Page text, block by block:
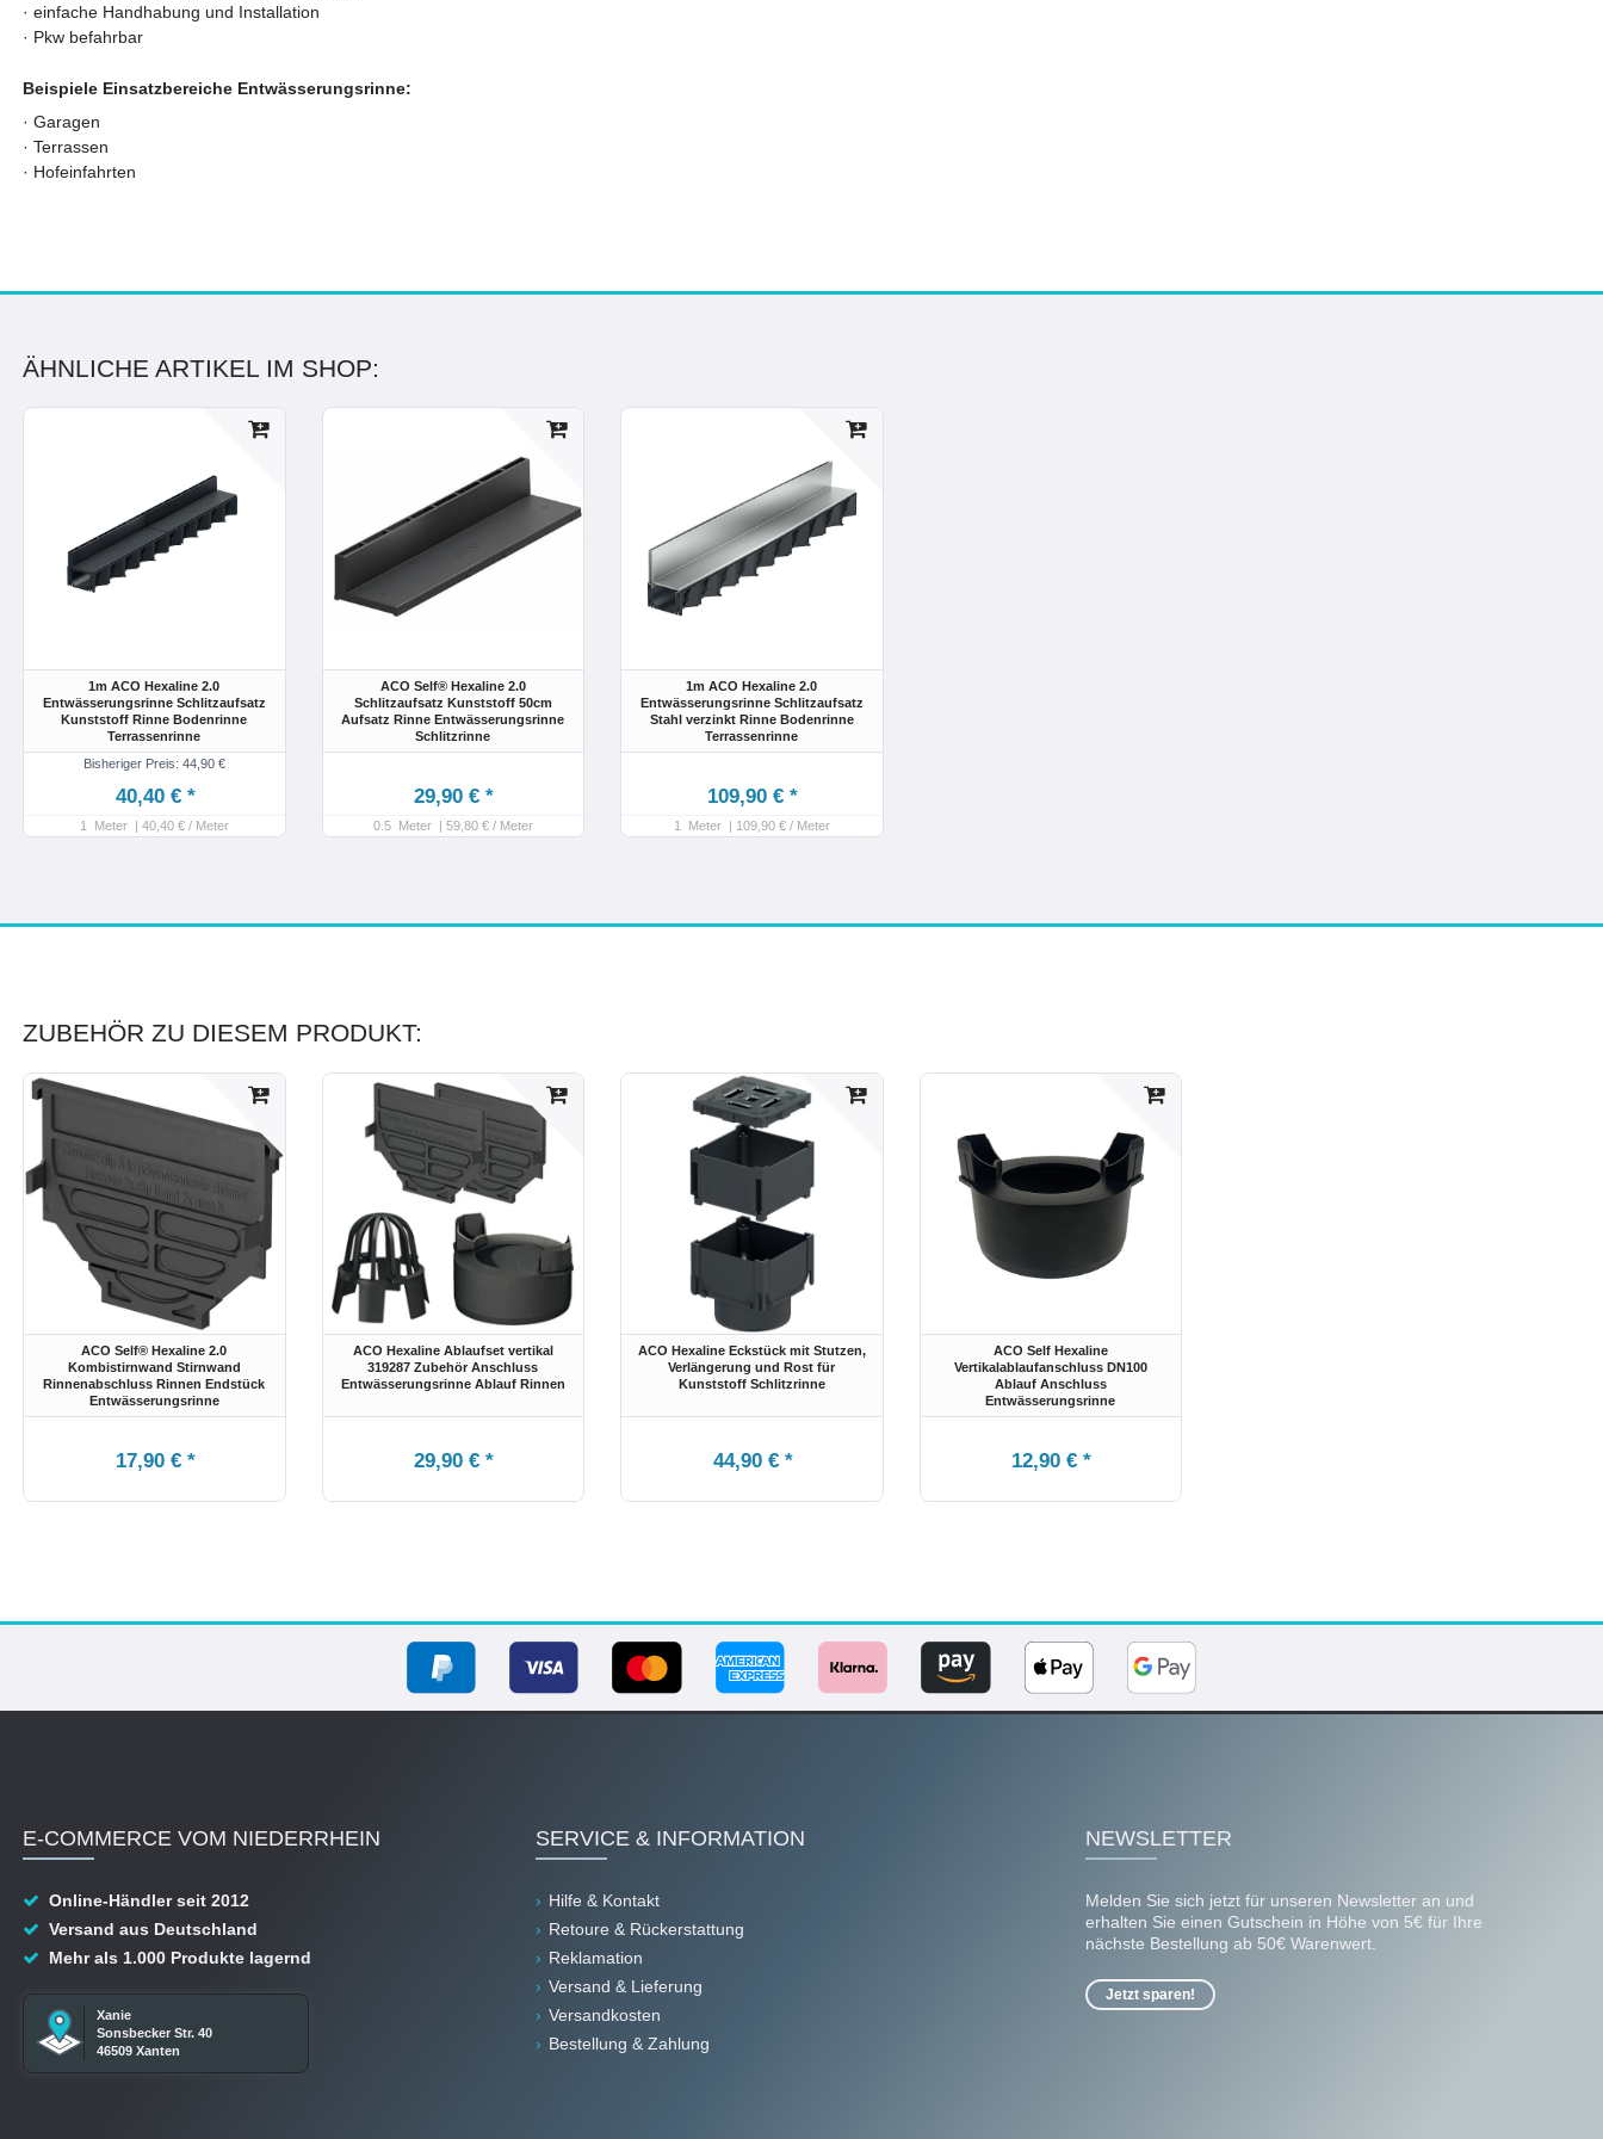
· einfache Handhabung und Installation
· Pkw befahrbar
Beispiele Einsatzbereiche Entwässerungsrinne:
· Garagen
· Terrassen
· Hofeinfahrten
ÄHNLICHE ARTIKEL IM SHOP:
1m ACO Hexaline 2.0
Entwässerungsrinne Schlitzaufsatz
Kunststoff Rinne Bodenrinne
Terrassenrinne
Bisheriger Preis: 44,90 €
40,40 € *
1 Meter | 40,40 € / Meter
ACO Self® Hexaline 2.0
Schlitzaufsatz Kunststoff 50cm
Aufsatz Rinne Entwässerungsrinne
Schlitzrinne
29,90 € *
0.5 Meter | 59,80 € / Meter
1m ACO Hexaline 2.0
Entwässerungsrinne Schlitzaufsatz
Stahl verzinkt Rinne Bodenrinne
Terrassenrinne
109,90 € *
1 Meter | 109,90 € / Meter
ZUBEHÖR ZU DIESEM PRODUKT:
ACO Self® Hexaline 2.0
Kombistirnwand Stirnwand
Rinnenabschluss Rinnen Endstück
Entwässerungsrinne
17,90 € *
ACO Hexaline Ablaufset vertikal
319287 Zubehör Anschluss
Entwässerungsrinne Ablauf Rinnen
29,90 € *
ACO Hexaline Eckstück mit Stutzen,
Verlängerung und Rost für
Kunststoff Schlitzrinne
44,90 € *
ACO Self Hexaline
Vertikalablaufanschluss DN100
Ablauf Anschluss
Entwässerungsrinne
12,90 € *
E-COMMERCE VOM NIEDERRHEIN
Online-Händler seit 2012
Versand aus Deutschland
Mehr als 1.000 Produkte lagernd
Xanie
Sonsbecker Str. 40
46509 Xanten
SERVICE & INFORMATION
Hilfe & Kontakt
Retoure & Rückerstattung
Reklamation
Versand & Lieferung
Versandkosten
Bestellung & Zahlung
NEWSLETTER
Melden Sie sich jetzt für unseren Newsletter an und
erhalten Sie einen Gutschein in Höhe von 5€ für Ihre
nächste Bestellung ab 50€ Warenwert.
Jetzt sparen!